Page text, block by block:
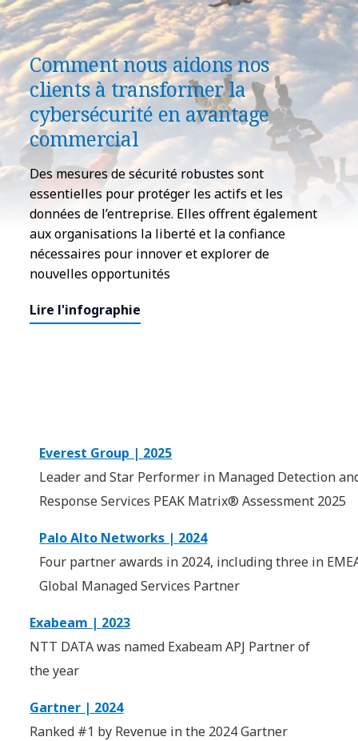
Comment nous aidons nos
clients à transformer la
cybersécurité en avantage
commercial
Des mesures de sécurité robustes sont
essentielles pour protéger les actifs et les
données de l’entreprise. Elles offrent également
aux organisations la liberté et la confiance
nécessaires pour innover et explorer de
nouvelles opportunités
Lire l'infographie
Everest Group | 2025
Leader and Star Performer in Managed Detection
Response Services PEAK Matrix® Assessment 2025
Palo Alto Networks | 2024
Four partner awards in 2024, including three in
Global Managed Services Partner
Exabeam | 2023
NTT DATA was named Exabeam APJ Partner of
the year
Gartner | 2024
Ranked #1 by Revenue in the 2024 Gartner